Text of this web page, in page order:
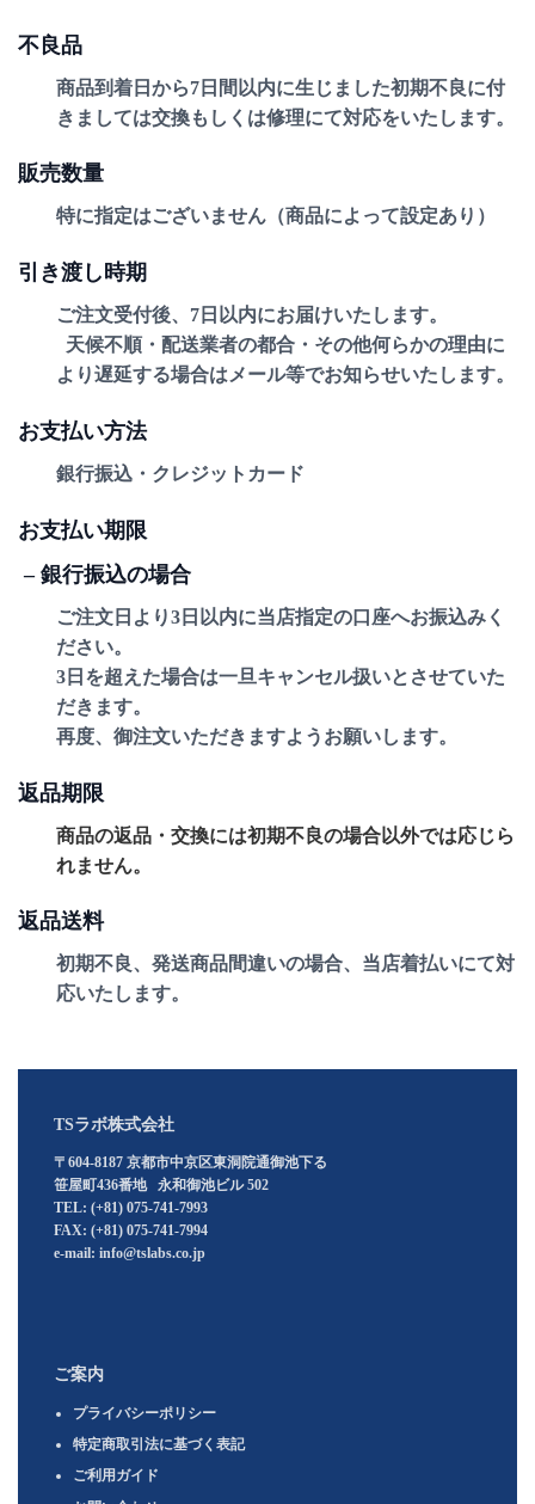
不良品
商品到着日から7日間以内に生じました初期不良に付
きましては交換もしくは修理にて対応をいたします。
販売数量
特に指定はございません（商品によって設定あり）
引き渡し時期
ご注文受付後、7日以内にお届けいたします。
天候不順・配送業者の都合・その他何らかの理由に
より遅延する場合はメール等でお知らせいたします。
お支払い方法
銀行振込・クレジットカード
お支払い期限
– 銀行振込の場合
ご注文日より3日以内に当店指定の口座へお振込みく
ださい。
3日を超えた場合は一旦キャンセル扱いとさせていた
だきます。
再度、御注文いただきますようお願いします。
返品期限
商品の返品・交換には初期不良の場合以外では応じら
れません。
返品送料
初期不良、発送商品間違いの場合、当店着払いにて対
応いたします。
TSラボ株式会社
〒604-8187 京都市中京区東洞院通御池下る
笹屋町436番地 永和御池ビル 502
TEL: (+81) 075-741-7993
FAX: (+81) 075-741-7994
e-mail: info@tslabs.co.jp
ご案内
プライバシーポリシー
特定商取引法に基づく表記
ご利用ガイド